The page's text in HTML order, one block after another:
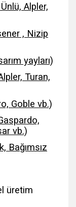
Alpler,
, Nizip
yayları)
Turan,
Goble vb.)
vb.)
Bağımsız
üretim